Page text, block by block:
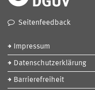
Seitenfeedback
Impressum
Datenschutzerklärung
Barrierefreiheit